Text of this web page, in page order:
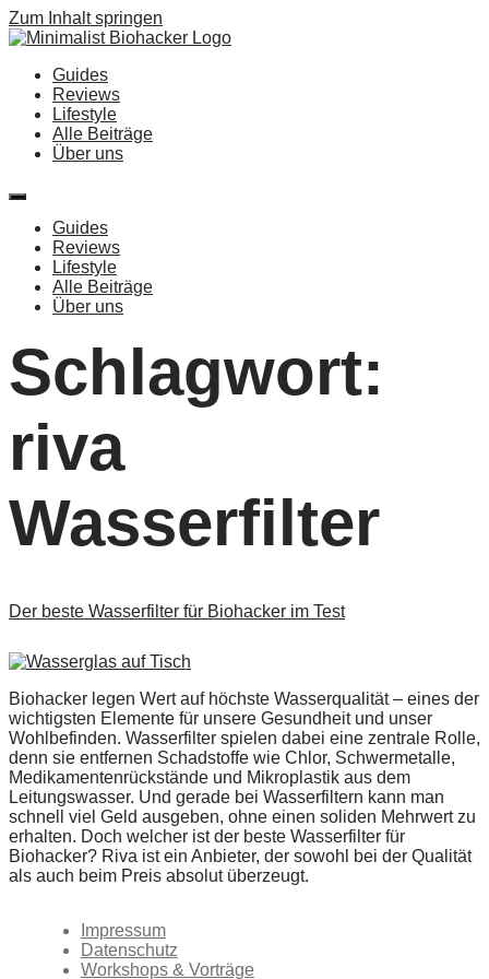
Zum Inhalt springen
Guides
Reviews
Lifestyle
Alle Beiträge
Über uns
Guides
Reviews
Lifestyle
Alle Beiträge
Über uns
Schlagwort:
riva
Wasserfilter
Der beste Wasserfilter für Biohacker im Test
Biohacker legen Wert auf höchste Wasserqualität – eines der
wichtigsten Elemente für unsere Gesundheit und unser
Wohlbefinden. Wasserfilter spielen dabei eine zentrale Rolle,
denn sie entfernen Schadstoffe wie Chlor, Schwermetalle,
Medikamentenrückstände und Mikroplastik aus dem
Leitungswasser. Und gerade bei Wasserfiltern kann man
schnell viel Geld ausgeben, ohne einen soliden Mehrwert zu
erhalten. Doch welcher ist der beste Wasserfilter für
Biohacker? Riva ist ein Anbieter, der sowohl bei der Qualität
als auch beim Preis absolut überzeugt.
Impressum
Datenschutz
Workshops & Vorträge